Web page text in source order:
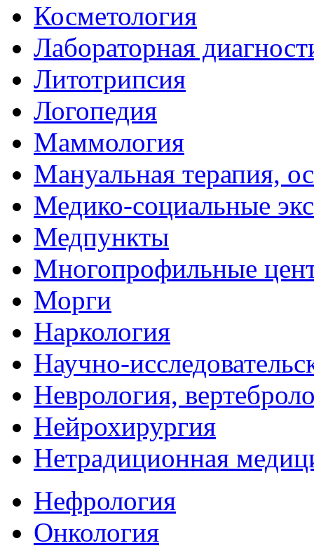
Косметология
Лабораторная
Литотрипсия
Логопедия
Маммология
Мануальная терапия,
Медико-социальные
Медпункты
Многопрофильные
Морги
Наркология
Научно-
Неврология,
Нейрохирургия
Нетрадиционная
Нефрология
Онкология